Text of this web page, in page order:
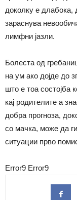
доколку е длабока,
зараснува
лимфни јазли.
Болеста од
на ум ако дојде до
што е тоа состојба
кај родителите а
добра прогноза,
со мачка, може да
ситуации прво
Error9 Error9